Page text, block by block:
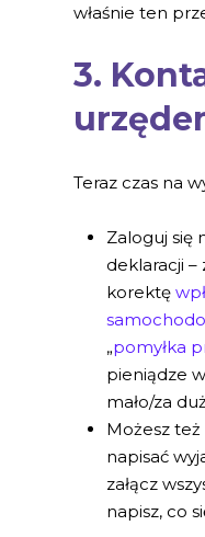
właśnie ten
3.
Teraz czas na
Zaloguj się
deklaracji –
korektę
„pomyłka
pieniądze
mało/za
Możesz
napisać
załącz
napisz, co